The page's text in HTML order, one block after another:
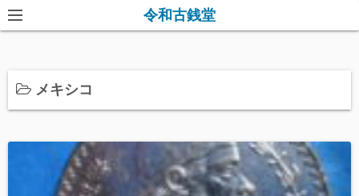
コ
ン
ン
へ
令和古銭堂
メキシコ